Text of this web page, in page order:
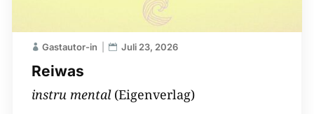
Reiwas
Gastautor-in Juli 23, 2026
instru mental(Eigenverlag)